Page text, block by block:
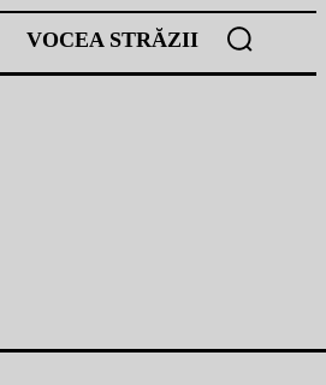
VOCEA STRĂZII